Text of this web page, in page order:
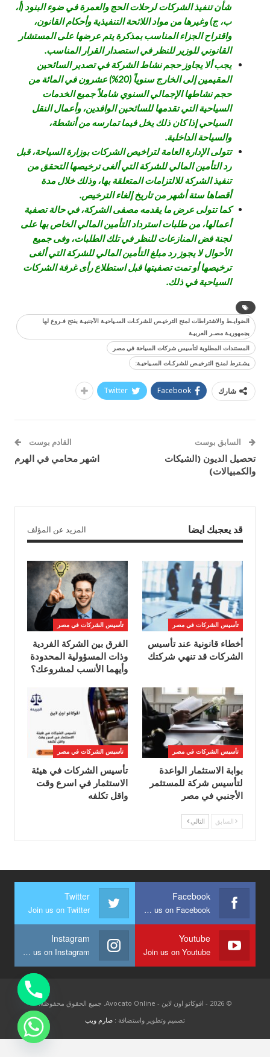
شأن تنفيذ الشركات لرحلات الحج والعمرة في ضوء البنود (أ،
ب، ج) وغيرها من مواد اللائحة التنفيذية وأحكام القانون،
واقتراح الجزاء المناسب بمذكرة يتم عرضها على المستشار
القانوني للوزير للنظر في استصدار القرار المناسب.
يجب ألا يجاوز حجم نشاط الشركة في تصدير السائحين
المقيمين إلى الخارج سنوياً (20%) عشرون في المائة من
حجم نشاطها الإجمالي السنوي شاملاً جميع الخدمات
السياحية التي تقدمها للسائحين الوافدين، وأعمال النقل
السياحي إذا كان ذلك يخل فيما تمارسه من أنشطة،
والسياحة الداخلية.
تتولى الإدارة العامة لتراخيص الشركات بوزارة السياحة، قبل
رد التأمين المالي للشركة التي ألغى ترخيصها التحقق من
تنفيذ الشركة للالتزامات المتعلقة بها، وذلك خلال مدة
أقصاها ستة أشهر من تاريخ إلغاء الترخيص.
كما تتولى عرض ما يقدمه مصفى الشركة، في حالة تصفية
أعمالها، من طلبات استرداد التأمين المالي الخاص بها على
لجنة فض المنازعات للنظر في تلك الطلبات، وفى جميع
الأحوال لا يجوز رد مبلغ التأمين المالي للشركة التي ألغى
ترخيصها أو تمت تصفيتها قبل استطلاع رأى غرفة الشركات
السياحية في ذلك.
الضوابـط والاشتراطات لمنح الترخيـص للشركـات السـياحيـة الأجنبيـة بفتح فـروع لها
بجمهوريـة مصـر العربيـة
المستندات المطلوبة لتأسيس شركات السياحة في مصر
يشـترط لمنـح الترخيـص للشركـات السـياحيـة:
شارك Facebook
Twitter
السابق بوست
تحصيل الديون (الشيكات
والكمبيالات)
القادم بوست
اشهر محامي في الهرم
قد يعجبك ايضا المزيد عن المؤلف
تأسيس الشركات في مصر
أخطاء قانونية عند تأسيس
الشركات قد تنهي شركتك
تأسيس الشركات في مصر
الفرق بين الشركة الفردية
وذات المسؤولية المحدودة
وأيهما الأنسب لمشروعك؟
تأسيس الشركات في مصر
بوابة الاستثمار الواعدة
لتأسيس شركة للمستثمر
الأجنبي في مصر
تأسيس الشركات في مصر
تأسيس الشركات في هيئة
الاستثمار في اسرع وقت
واقل تكلفه
السابق التالي
Facebook
Join us on Facebook
Twitter
Join us on Twitter
Youtube
Join us on Youtube
Instagram
Join us on Instagram
© 2026 - افوكاتو اون لاين - Avocato Online. جميع الحقوق محفوظة.
تصميم وتطوير واستضافة : صارم ويب